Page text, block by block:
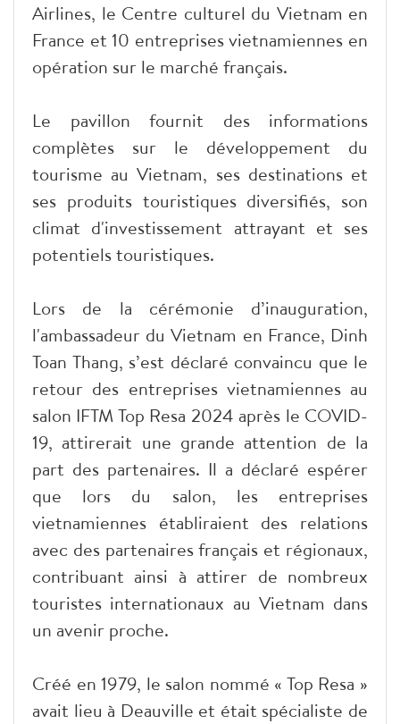
Airlines, le Centre culturel du Vietnam en
France et 10 entreprises vietnamiennes en
opération sur le marché français.
Le pavillon fournit des informations
complètes sur le développement du
tourisme au Vietnam, ses destinations et
ses produits touristiques diversifiés, son
climat d'investissement attrayant et ses
potentiels touristiques.
Lors de la cérémonie d’inauguration,
l'ambassadeur du Vietnam en France, Dinh
Toan Thang, s’est déclaré convaincu que le
retour des entreprises vietnamiennes au
salon IFTM Top Resa 2024 après le COVID-
19, attirerait une grande attention de la
part des partenaires. Il a déclaré espérer
que lors du salon, les entreprises
vietnamiennes établiraient des relations
avec des partenaires français et régionaux,
contribuant ainsi à attirer de nombreux
touristes internationaux au Vietnam dans
un avenir proche.
Créé en 1979, le salon nommé « Top Resa »
avait lieu à Deauville et était spécialiste de